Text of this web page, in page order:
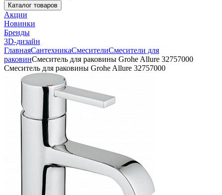
Каталог товаров
Акции
Новинки
Бренды
3D-дизайн
ГлавнаяСантехникаСмесителиСмесители для
раковинСмеситель для раковины Grohe Allure 32757000
Смеситель для раковины Grohe Allure 32757000